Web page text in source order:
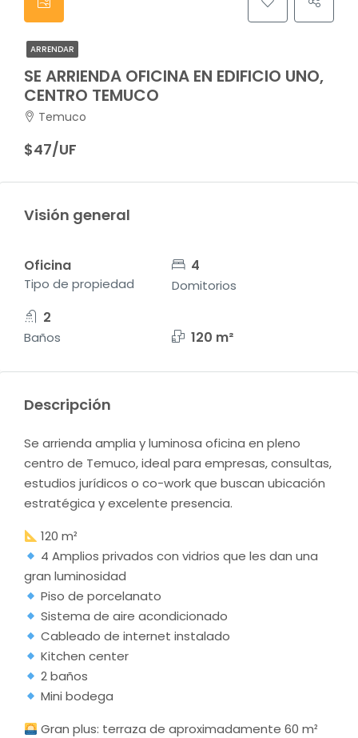
ARRENDAR
SE ARRIENDA OFICINA EN EDIFICIO UNO,
CENTRO TEMUCO
Temuco
$47/UF
Visión general
Oficina
Tipo de propiedad
4
Domitorios
2
Baños 120 m²
Descripción
Se arrienda amplia y luminosa oficina en pleno
centro de Temuco, ideal para empresas, consultas,
estudios jurídicos o co-work que buscan ubicación
estratégica y excelente presencia.
120 m²
4 Amplios privados con vidrios que les dan una
gran luminosidad
Piso de porcelanato
Sistema de aire acondicionado
Cableado de internet instalado
Kitchen center
2 baños
Mini bodega
Gran plus: terraza de aproximadamente 60 m²